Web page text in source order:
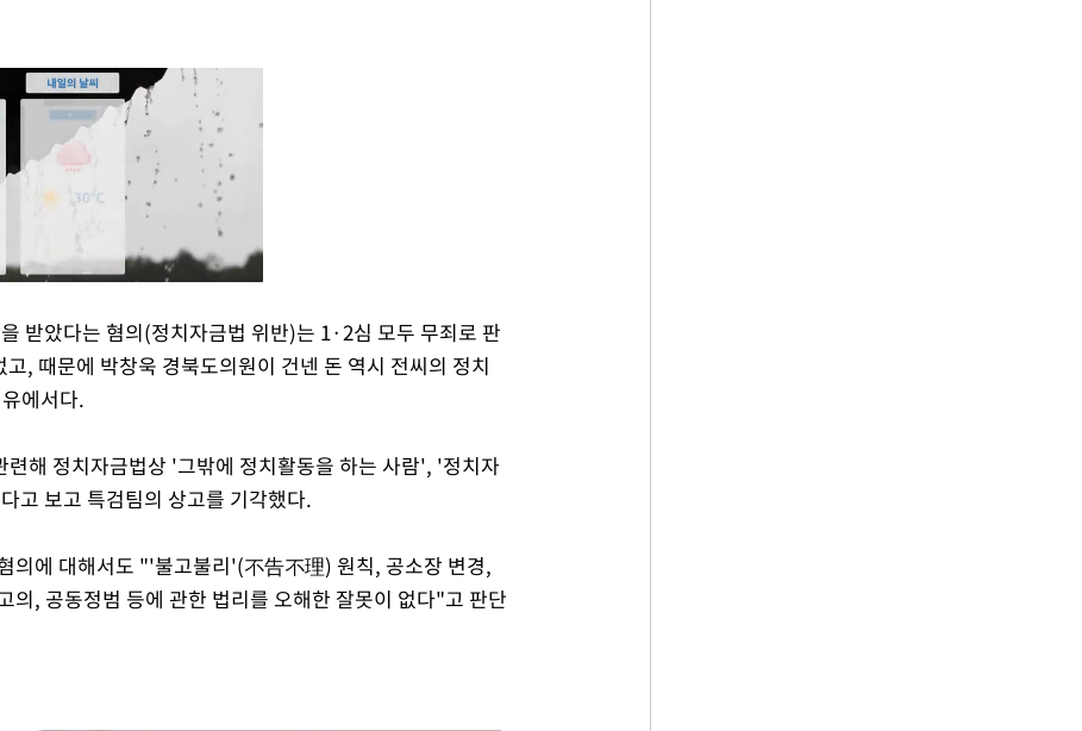
Mute
받았다는 혐의(정치자금법 위반)는 1·2심 모두 무죄로 판
, 때문에 박창욱 경북도의원이 건넨 돈 역시 전씨의 정치
에서다.
해 정치자금법상 '그밖에 정치활동을 하는 사람', '정치자
고 보고 특검팀의 상고를 기각했다.
의에 대해서도 "'불고불리'(不告不理) 원칙, 공소장 변경,
의, 공동정범 등에 관한 법리를 오해한 잘못이 없다"고 판단